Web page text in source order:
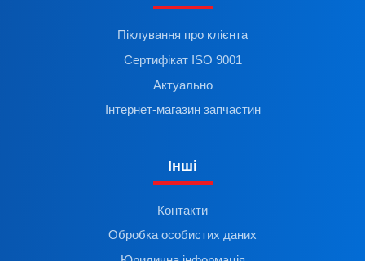
Піклування про клієнта
Сертифікат ISO 9001
Актуально
Інтернет-магазин запчастин
Інші
Контакти
Обробка особистих даних